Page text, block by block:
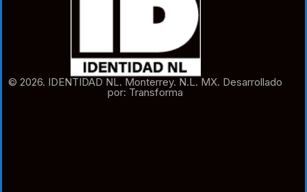
© 2026. IDENTIDAD NL. Monterrey. N.L. MX. Desarrollado
por: Transforma